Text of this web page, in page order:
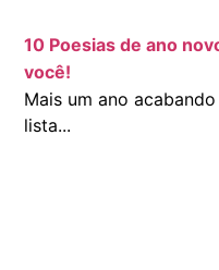
10 Poesias de ano
você!
Mais um ano
lista...